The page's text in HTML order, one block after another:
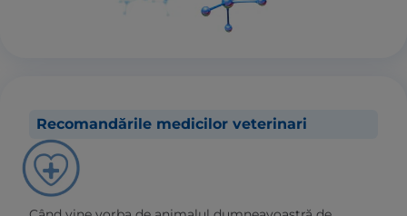
Recomandările medicilor veterinari